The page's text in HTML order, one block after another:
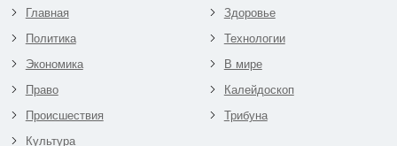
Главная
Политика
Экономика
Право
Происшествия
Культура
Здоровье
Технологии
В мире
Калейдоскоп
Трибуна